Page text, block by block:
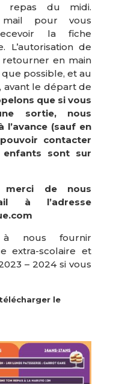
repas du midi.
mail pour vous
la fiche
L’autorisation de
en main
possible, et au
le départ de
que si vous
sortie, nous
l’avance (sauf en
contacter
sont sur
merci de nous
à l’adresse
à nous fournir
extra-scolaire et
– 2024 si vous
le